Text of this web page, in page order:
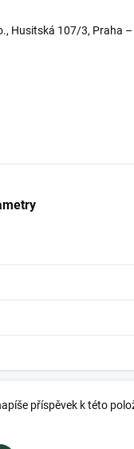
Husitská 107/3, Praha
příspěvek k této